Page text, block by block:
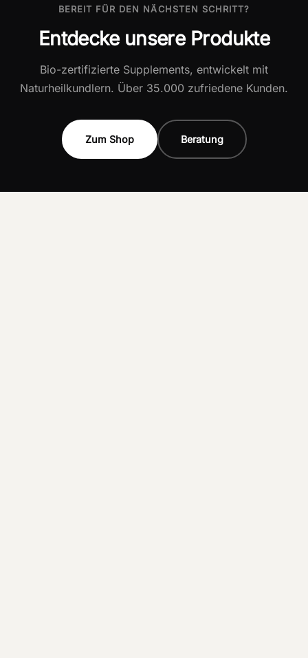
BEREIT FÜR DEN NÄCHSTEN SCHRITT?
Entdecke unsere Produkte
Bio-zertifizierte Supplements, entwickelt mit
Naturheilkundlern. Über 35.000 zufriedene Kunden.
Zum Shop Beratung